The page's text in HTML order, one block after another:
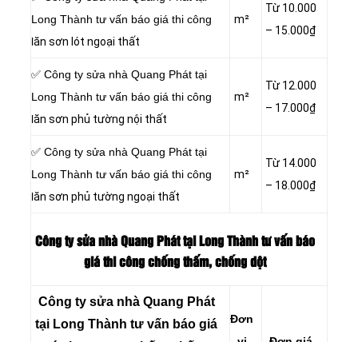
Long Thành tư vấn báo giá thi công
lăn sơn lót ngoại thất
m²
Từ 10.000
– 15.000₫
✅ Công ty sửa nhà Quang Phát tại
Long Thành tư vấn báo giá thi công
lăn sơn phủ tường nội thất
m²
Từ 12.000
– 17.000₫
✅ Công ty sửa nhà Quang Phát tại
Long Thành tư vấn báo giá thi công
lăn sơn phủ tường ngoại thất
m²
Từ 14.000
– 18.000₫
Công ty sửa nhà Quang Phát tại Long Thành tư vấn báo
giá thi công chống thấm, chống dột
Công ty sửa nhà Quang Phát
tại Long Thành tư vấn báo giá
Đơn